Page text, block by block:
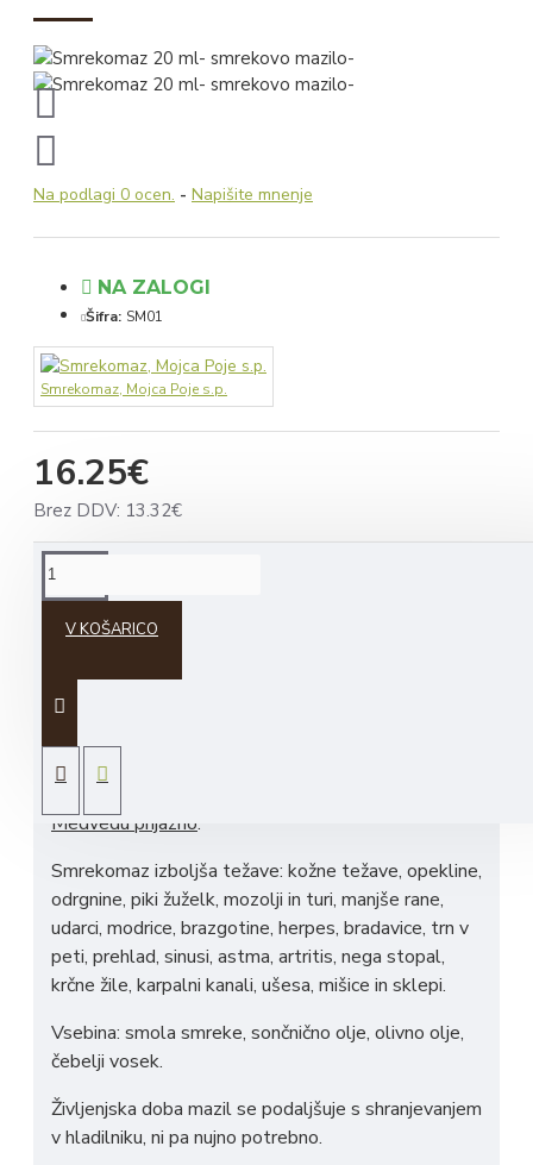
Na podlagi 0 ocen. - Napišite mnenje
16.25€
Brez DDV: 13.32€
NA ZALOGI
Šifra: SM01
Smrekomaz, Mojca Poje s.p.
V KOŠARICO
Smrekomaz je nastal na podlagi večletnih raziskav
uporabniki različnih starostnih skupin. Smrekomaz ni
Medvedu prijazno.
Smrekomaz izboljša težave: kožne težave, opekline,
odrgnine, piki žuželk, mozolji in turi, manjše rane,
udarci, modrice, brazgotine, herpes, bradavice, trn v
peti, prehlad, sinusi, astma, artritis, nega stopal,
krčne žile, karpalni kanali, ušesa, mišice in sklepi.
Vsebina: smola smreke, sončnično olje, olivno olje,
čebelji vosek.
Življenjska doba mazil se podaljšuje s shranjevanjem
v hladilniku, ni pa nujno potrebno.